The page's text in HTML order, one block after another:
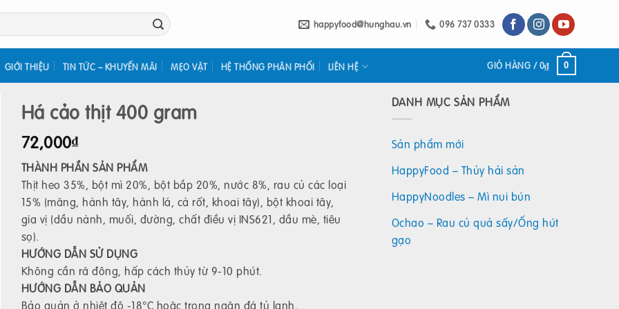
happyfood@hunghau.vn 096 737 0333
GIỚI THIỆU TIN TỨC – KHUYẾN MÃI MẸO VẶT HỆ THỐNG PHÂN PHỐI LIÊN HỆ GIỎ HÀNG /0₫ 0
Há cảo thịt 400 gram
72,000₫
THÀNH PHẦN SẢN PHẨM
Thịt heo 35%, bột mì 20%, bột bắp 20%, nước 8%, rau củ các loại
15% (măng, hành tây, hành lá, cà rốt, khoai tây), bột khoai tây,
gia vị (dầu nành, muối, đường, chất điều vị INS621, dầu mè, tiêu
sọ).
HƯỚNG DẪN SỬ DỤNG
Không cần rã đông, hấp cách thủy từ 9-10 phút.
HƯỚNG DẪN BẢO QUẢN
Bảo quản ở nhiệt độ -18°C hoặc trong ngăn đá tủ lạnh.
DANH MỤC SẢN PHẨM
Sản phẩm mới
HappyFood – Thủy hải sản
HappyNoodles – Mì nui bún
Ochao – Rau củ quả sấy/Ống hút
gạo